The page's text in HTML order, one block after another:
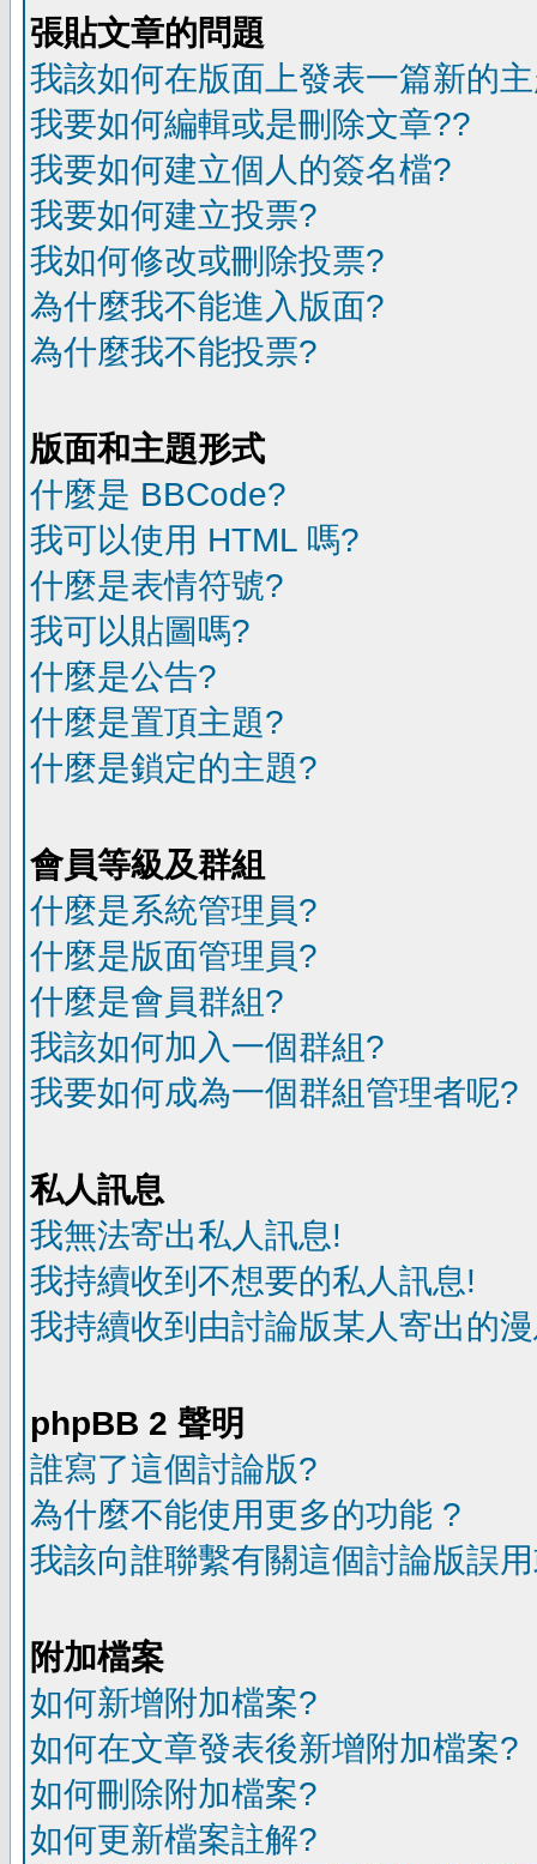
張貼文章的問題
我該如何在版面上發表一篇新的
我要如何編輯或是刪除文章??
我要如何建立個人的簽名檔?
我要如何建立投票?
我如何修改或刪除投票?
為什麼我不能進入版面?
為什麼我不能投票?
版面和主題形式
什麼是 BBCode?
我可以使用 HTML 嗎?
什麼是表情符號?
我可以貼圖嗎?
什麼是公告?
什麼是置頂主題?
什麼是鎖定的主題?
會員等級及群組
什麼是系統管理員?
什麼是版面管理員?
什麼是會員群組?
我該如何加入一個群組?
我要如何成為一個群組管理者呢?
私人訊息
我無法寄出私人訊息!
我持續收到不想要的私人訊息!
我持續收到由討論版某人寄出的
phpBB 2 聲明
誰寫了這個討論版?
為什麼不能使用更多的功能 ?
我該向誰聯繫有關這個討論版誤
附加檔案
如何新增附加檔案?
如何在文章發表後新增附加檔案?
如何刪除附加檔案?
如何更新檔案註解?